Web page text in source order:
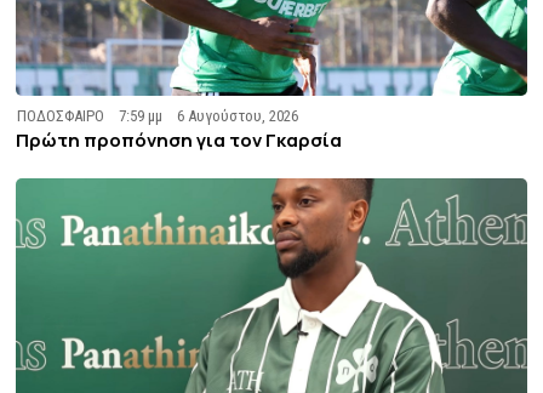
ΠΟΔΟΣΦΑΙΡΟ 7:59 μμ 6 Αυγούστου, 2026
Πρώτη προπόνηση για τον Γκαρσία